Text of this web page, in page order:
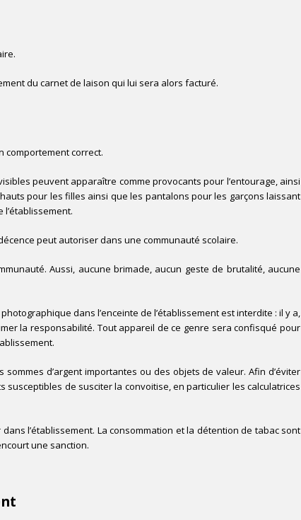
du carnet de laison qui lui sera alors facturé.
comportement correct.
peuvent apparaître comme provocants pour l’entourage, ainsi
pour les filles ainsi que les pantalons pour les garçons laissant
peut autoriser dans une communauté scolaire.
Aussi, aucune brimade, aucun geste de brutalité, aucune
dans l’enceinte de l’établissement est interdite : il y a,
la responsabilité. Tout appareil de ce genre sera confisqué pour
d’argent importantes ou des objets de valeur. Afin d’éviter
de susciter la convoitise, en particulier les calculatrices
l’établissement. La consommation et la détention de tabac sont
une sanction.